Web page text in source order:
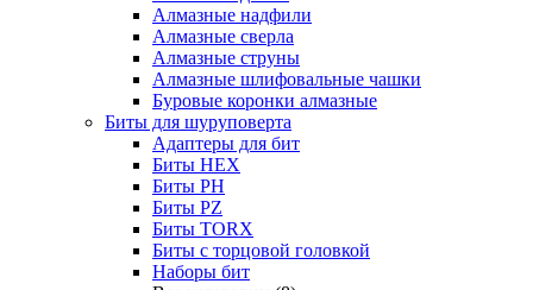
Алмазные надфили
Алмазные сверла
Алмазные струны
Алмазные шлифовальные чашки
Буровые коронки алмазные
Биты для шуруповерта
Адаптеры для бит
Биты HEX
Биты PH
Биты PZ
Биты TORX
Биты с торцовой головкой
Наборы бит